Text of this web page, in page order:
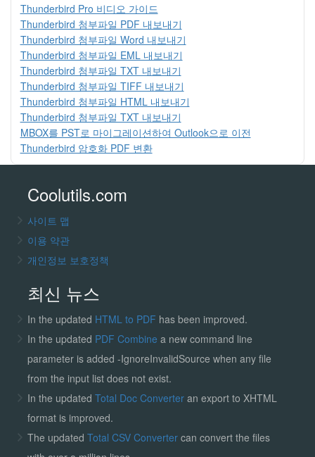
Thunderbird Pro 비디오 가이드
Thunderbird 첨부파일 PDF 내보내기
Thunderbird 첨부파일 Word 내보내기
Thunderbird 첨부파일 EML 내보내기
Thunderbird 첨부파일 TXT 내보내기
Thunderbird 첨부파일 TIFF 내보내기
Thunderbird 첨부파일 HTML 내보내기
Thunderbird 첨부파일 TXT 내보내기
MBOX를 PST로 마이그레이션하여 Outlook으로 이전
Thunderbird 암호화 PDF 변환
Coolutils.com
사이트 맵
이용 약관
개인정보 보호정책
최신 뉴스
In the updated HTML to PDF has been improved.
In the updated PDF Combine a new command line
parameter is added -IgnoreInvalidSource when any file
from the input list does not exist.
In the updated Total Doc Converter an export to XHTML
format is improved.
The updated Total CSV Convertercan convert the files